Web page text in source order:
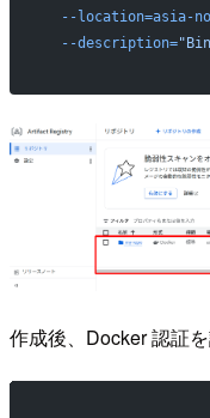
--location=asia-
  --description=
作成後、Docker 認証